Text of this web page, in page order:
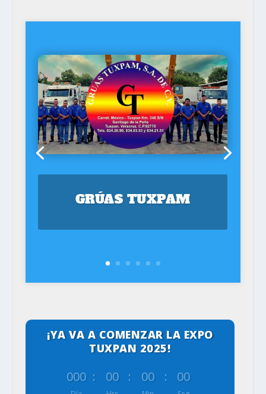
GRÚAS TUXPAM
¡YA VA A COMENZAR LA EXPO
TUXPAN 2025!
000 : 00 : 00 : 00